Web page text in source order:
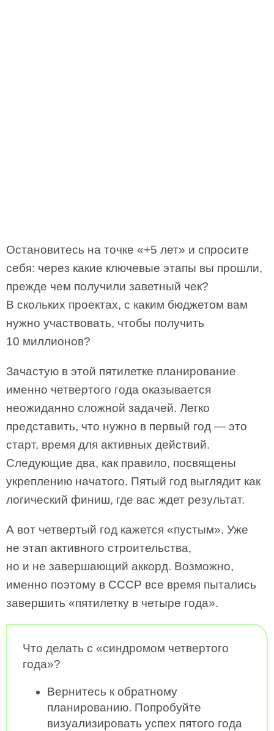
Остановитесь на точке «+5 лет» и спросите
себя: через какие ключевые этапы вы прошли,
прежде чем получили заветный чек?
В скольких проектах, с каким бюджетом вам
нужно участвовать, чтобы получить
10 миллионов?
Зачастую в этой пятилетке планирование
именно четвертого года оказывается
неожиданно сложной задачей. Легко
представить, что нужно в первый год — это
старт, время для активных действий.
Следующие два, как правило, посвящены
укреплению начатого. Пятый год выглядит как
логический финиш, где вас ждет результат.
А вот четвертый год кажется «пустым». Уже
не этап активного строительства,
но и не завершающий аккорд. Возможно,
именно поэтому в СССР все время пытались
завершить «пятилетку в четыре года».
Что делать с «синдромом четвертого
года»?
Вернитесь к обратному
планированию. Попробуйте
визуализировать успех пятого года